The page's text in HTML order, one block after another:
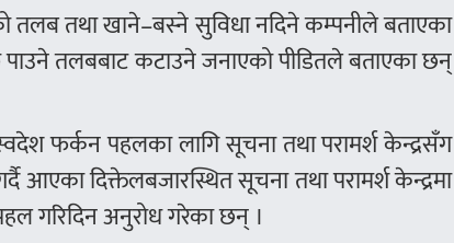
तलब तथा खाने–बस्ने सुविधा नदिने कम्पनीले बताएका
तलबबाट कटाउने जनाएको पीडितले बताएका छन्
फर्कन पहलका लागि सूचना तथा परामर्श केन्द्रसँग
आएका दिक्तेलबजारस्थित सूचना तथा परामर्श केन्द्रमा
गरिदिन अनुरोध गरेका छन् ।